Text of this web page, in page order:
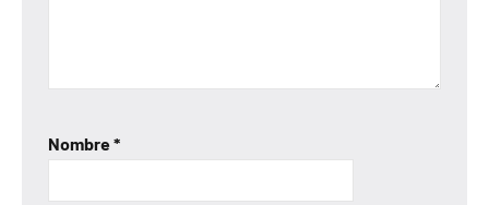
Nombre*